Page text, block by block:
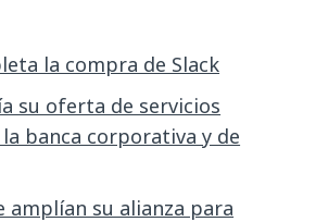
la compra de Slack
su oferta de servicios
banca corporativa y de
amplían su alianza para